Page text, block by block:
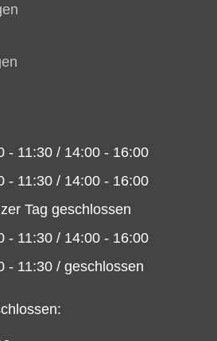
- 11:30 / 14:00 - 16:00
- 11:30 / 14:00 - 16:00
Tag geschlossen
- 11:30 / 14:00 - 16:00
- 11:30 / geschlossen